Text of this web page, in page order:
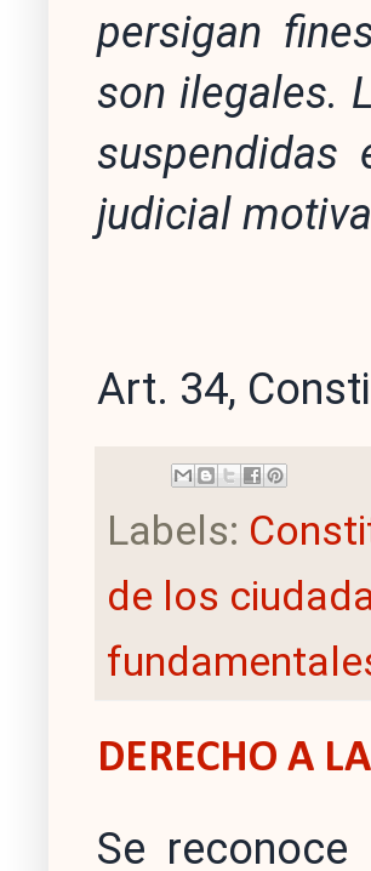
persigan
son ilegales.
suspendidas
judicial
Art. 34,
Labels:
de los
DERECHO A
Se